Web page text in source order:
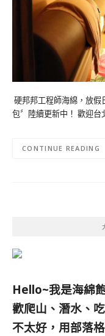
硬邦邦工程師海綿，放假
包〞陸續更新中！ 歡迎
CONTINUE READING
Hello~我是海綿
歡爬山、潛水、
不太好，用部落